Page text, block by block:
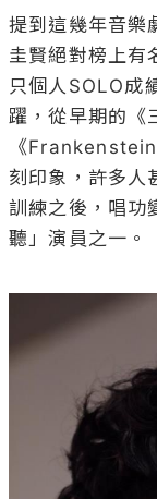
提到這幾年音
圭賢絕對榜上有
只個人SOLO成
躍，從早期的《
《
刻印象，許多人
訓練之後，唱功
聽」演員之一。